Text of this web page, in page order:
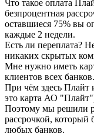
Что такое оплата
безпроцентная
оставшиеся 75% вы
каждые 2 недели.
Есть ли переплата?
никаких скрытых
Мне нужно иметь
клиентов всех банков.
При чём здесь
это карта АО
Поэтому мы решили
рассрочкой, который
любых банков.